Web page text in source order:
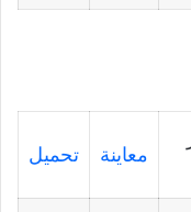
معاينة تحميل